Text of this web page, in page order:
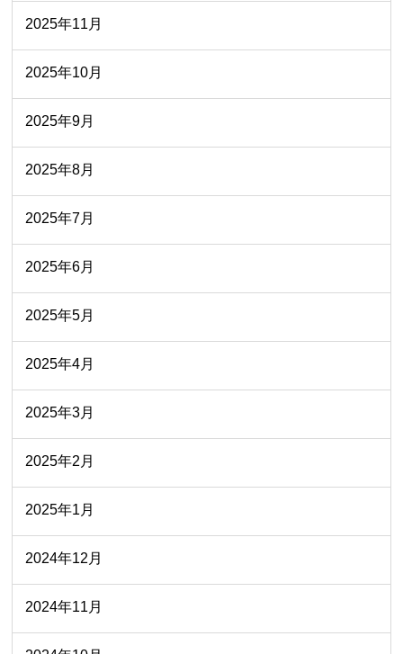
2025年11月
2025年10月
2025年9月
2025年8月
2025年7月
2025年6月
2025年5月
2025年4月
2025年3月
2025年2月
2025年1月
2024年12月
2024年11月